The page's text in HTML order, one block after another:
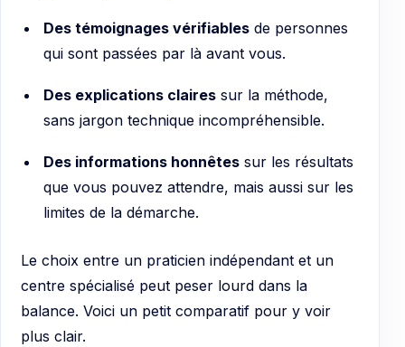
Des témoignages vérifiablesde personnes
qui sont passées par là avant vous.
Des explications clairessur la méthode,
sans jargon technique incompréhensible.
Des informations honnêtessur les résultats
que vous pouvez attendre, mais aussi sur les
limites de la démarche.
Le choix entre un praticien indépendant et un
centre spécialisé peut peser lourd dans la
balance. Voici un petit comparatif pour y voir
plus clair.